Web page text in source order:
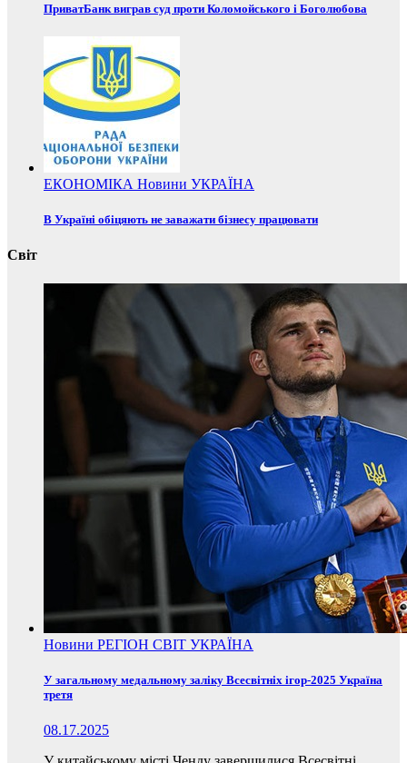
ПриватБанк виграв суд проти Коломойського і Боголюбова
ЕКОНОМІКА Новини УКРАЇНА
В Україні обіцяють не заважати бізнесу працювати
Світ
Новини РЕГІОН СВІТ УКРАЇНА
У загальному медальному заліку Всесвітніх ігор-2025 Україна
третя
08.17.2025